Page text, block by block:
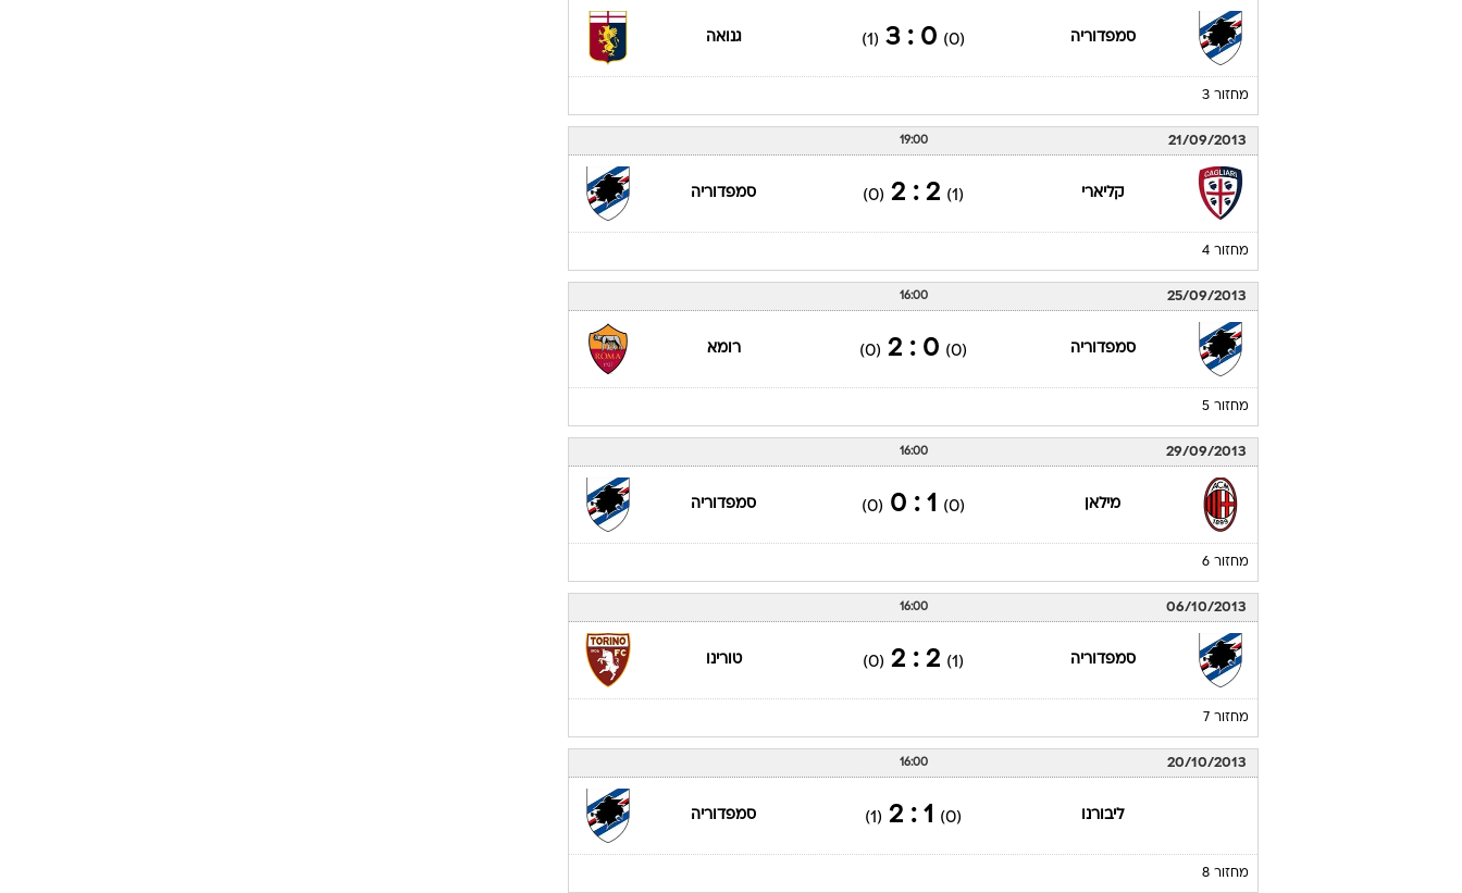
סמפדוריה (0)
0 : 3
(1) גנואה
מחזור 3
21/09/2013
19:00
קליארי (1)
2 : 2
(0) סמפדוריה
מחזור 4
25/09/2013
16:00
סמפדוריה (0)
0 : 2
(0) רומא
מחזור 5
29/09/2013
16:00
מילאן (0)
1 : 0
(0) סמפדוריה
מחזור 6
06/10/2013
16:00
סמפדוריה (1)
2 : 2
(0) טורינו
מחזור 7
20/10/2013
16:00
ליבורנו (0)
1 : 2
(1) סמפדוריה
מחזור 8